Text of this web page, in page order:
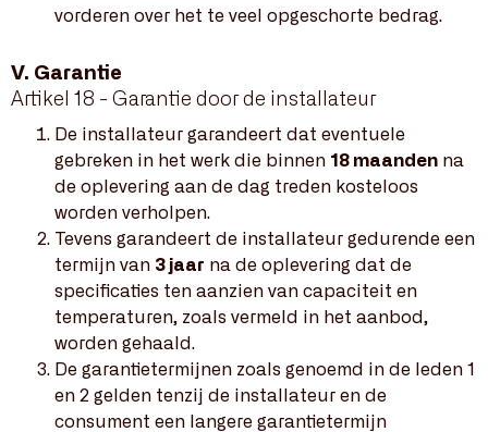
vorderen over het te veel opgeschorte bedrag.
V. Garantie
Artikel 18 - Garantie door de installateur
De installateur garandeert dat eventuele
gebreken in het werk die binnen 18 maanden na
de oplevering aan de dag treden kosteloos
worden verholpen.
Tevens garandeert de installateur gedurende een
termijn van 3 jaar na de oplevering dat de
specificaties ten aanzien van capaciteit en
temperaturen, zoals vermeld in het aanbod,
worden gehaald.
De garantietermijnen zoals genoemd in de leden 1
en 2 gelden tenzij de installateur en de
consument een langere garantietermijn